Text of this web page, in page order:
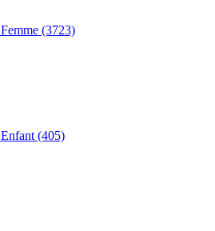
Femme (3723)
Enfant (405)